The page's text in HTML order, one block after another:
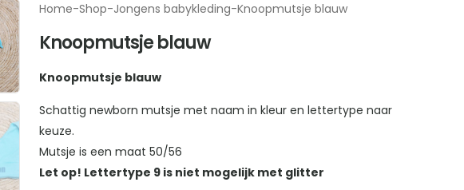
Home-Shop-Jongens babykleding-Knoopmutsje blauw
Knoopmutsje blauw
Knoopmutsje blauw
Schattig newborn mutsje met naam in kleur en lettertype naar
keuze.
Mutsje is een maat 50/56
Let op! Lettertype 9 is niet mogelijk met glitter